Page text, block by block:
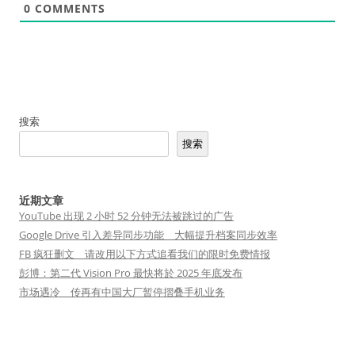
0 COMMENTS
搜索
搜索
近期文章
YouTube 出现 2 小时 52 分钟无法被跳过的广告
Google Drive 引入差异同步功能 大幅提升档案同步效率
FB 疯狂删文 请改用以下方式追看我们的限时免费情报
彭博：第二代 Vision Pro 最快将於 2025 年底发布
市场遇冷 传再有中国大厂暂停摺叠手机业务